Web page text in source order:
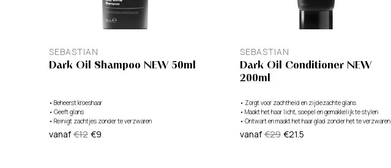
SEBASTIAN
Dark Oil Shampoo NEW 50ml
• Beheerst kroeshaar
• Geeft glans
• Reinigt zachtjes zonder te verzwaren
vanaf €12 €9
SEBASTIAN
Dark Oil Conditioner NEW
200ml
• Zorgt voor zachtheid en zijdezachte glans
• Maakt het haar licht, soepel en gemakkelijk te stylen
• Ontwart en maakt het haar glad zonder het te verzwaren
vanaf €29 €21.5